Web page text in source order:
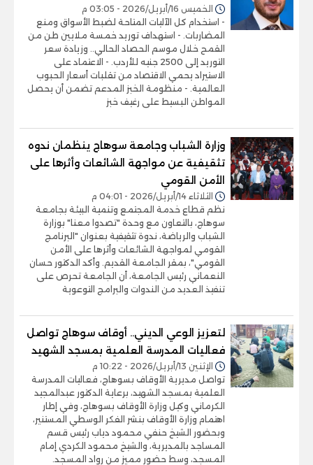
الخميس 16/أبريل/2026 - 03:05 م
- استخدام كل الآليات المتاحة لضبط الأسواق ومنع
المضاربات. - استهداف توريد خمسة ملايين طن من
القمح خلال موسم الحصاد الحالي.. وزيادة سعر
التوريد إلى 2500 جنيه للأردب. - الاعتماد على
الاستيراد يحمي الاقتصاد من تقلبات أسعار الحبوب
العالمية. - منظومة الخبز المدعم تضمن أن يحصل
المواطن البسيط على رغيف خبز
وزارة الشباب وجامعة سوهاج ينظمان ندوه
تثقيفية عن مواجهة الشائعات وأثرها على
الأمن القومي
الثلاثاء 14/أبريل/2026 - 04:01 م
نظم قطاع خدمة المجتمع وتنمية البيئة بجامعة
سوهاج، بالتعاون مع وحدة "تصدوا معنا" بوزارة
الشباب والرياضة، ندوة تثقيفية بعنوان "البرنامج
القومي لمواجهة الشائعات وأثرها على الأمن
القومي"، بمقر الجامعة القديم. وأكد الدكتور حسان
النعماني رئيس الجامعة، أن الجامعة تحرص على
تنفيذ العديد من الندوات والبرامج التوعوية
لتعزيز الوعي الديني.. أوقاف سوهاج تواصل
فعاليات المدرسة العلمية بمسجد الشهيد
الإثنين 13/أبريل/2026 - 10:22 م
تواصل مديرية الأوقاف بسوهاج، فعاليات المدرسة
العلمية بمسجد الشهيد، برعاية الدكتور عبدالمجيد
الكرماني وكيل وزارة الأوقاف بسوهاج، وفي إطار
اهتمام وزارة الأوقاف بنشر الفكر الوسطي المستنير،
وبحضور الشيخ حنفي محمود دياب رئيس قسم
المساجد بالمديرية، والشيخ محمود الكردي إمام
المسجد، وسط حضور مميز من رواد المسجد.